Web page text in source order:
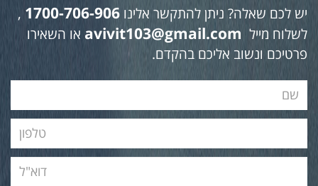
יש לכם שאלה? ניתן להתקשר אלינו 1700-706-906
,
לשלוח מייל avivit103@gmail.com או השאירו
פרטיכם ונשוב אליכם בהקדם.